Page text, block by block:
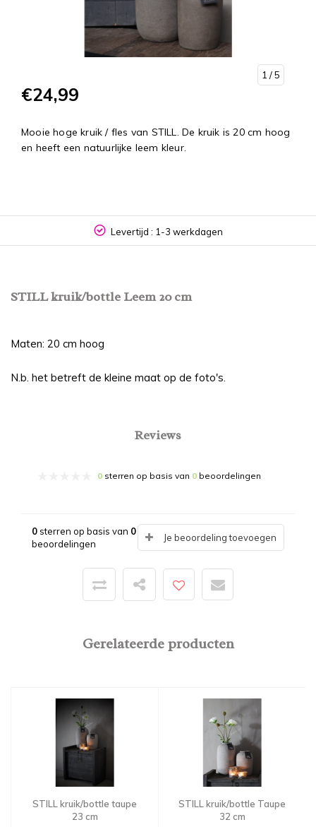
1 / 5
€24,99
Mooie hoge kruik / fles van STILL. De kruik is 20 cm hoog
en heeft een natuurlijke leem kleur.
Levertijd : 1-3 werkdagen
STILL kruik/bottle Leem 20 cm
Maten: 20 cm hoog
N.b. het betreft de kleine maat op de foto's.
Reviews
0 sterren op basis van 0 beoordelingen
0sterren op basis van 0
beoordelingen
Je beoordeling toevoegen
Gerelateerde producten
STILL kruik/bottle taupe
23 cm
STILL kruik/bottle Taupe
32 cm